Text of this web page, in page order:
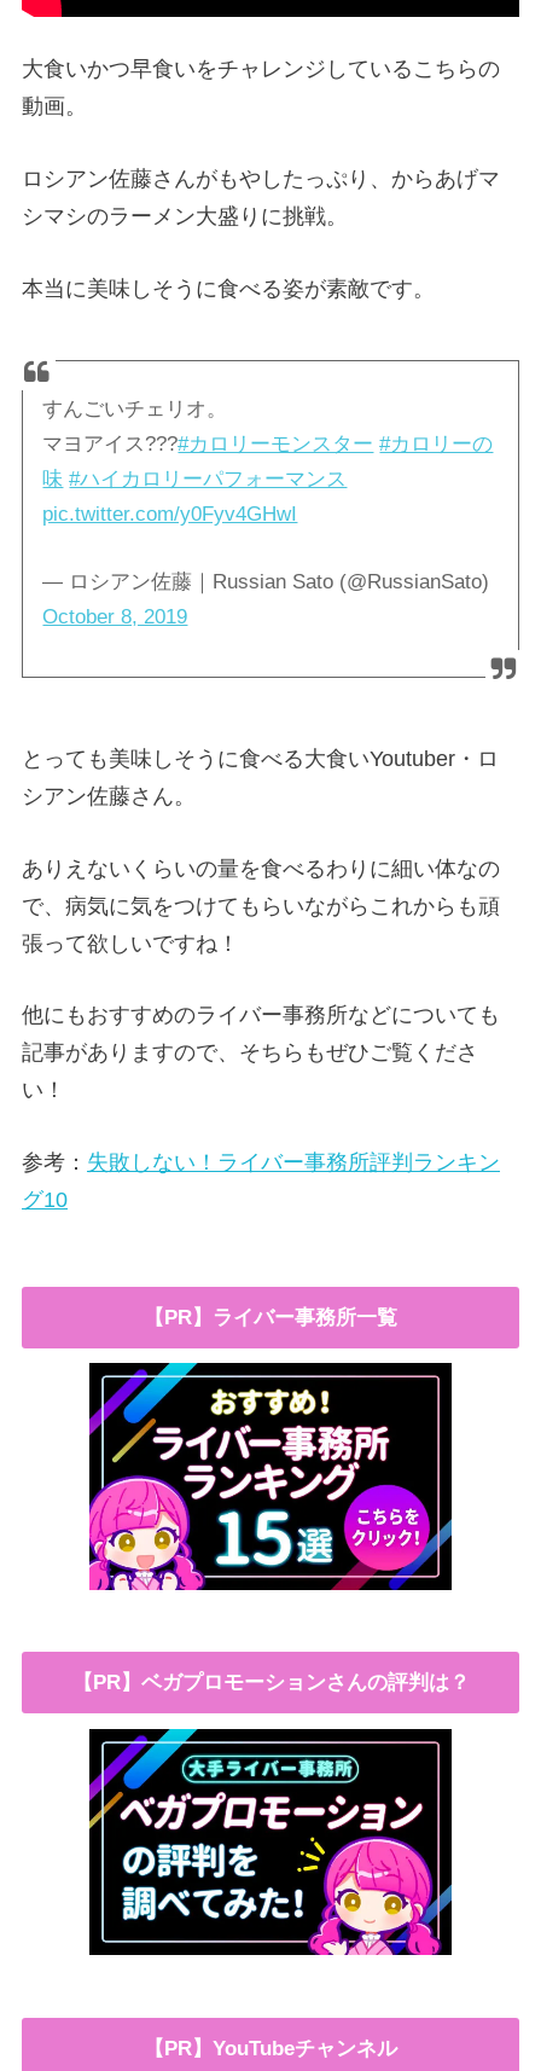
大食いかつ早食いをチャレンジしているこちらの
動画。
ロシアン佐藤さんがもやしたっぷり、からあげマ
シマシのラーメン大盛りに挑戦。
本当に美味しそうに食べる姿が素敵です。
すんごいチェリオ。
マヨアイス???#カロリーモンスター #カロリーの
味 #ハイカロリーパフォーマンス
pic.twitter.com/y0Fyv4GHwI
— ロシアン佐藤｜Russian Sato (@RussianSato)
October 8, 2019
とっても美味しそうに食べる大食いYoutuber・ロ
シアン佐藤さん。
ありえないくらいの量を食べるわりに細い体なの
で、病気に気をつけてもらいながらこれからも頑
張って欲しいですね！
他にもおすすめのライバー事務所などについても
記事がありますので、そちらもぜひご覧くださ
い！
参考： 失敗しない！ライバー事務所評判ランキン
グ10
【PR】ライバー事務所一覧
【PR】ベガプロモーションさんの評判は？
【PR】YouTubeチャンネル